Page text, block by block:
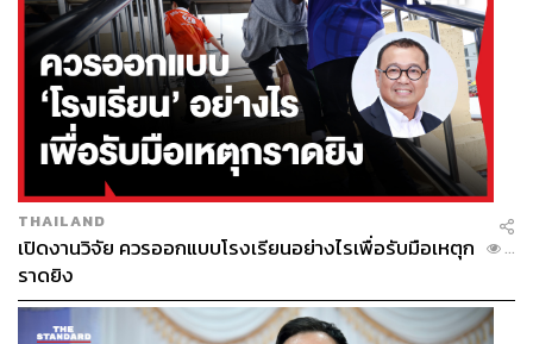
THAILAND
เปิดงานวิจัย ควรออกแบบโรงเรียนอย่างไรเพื่อรับมือเหตุก
ราดยิง
...